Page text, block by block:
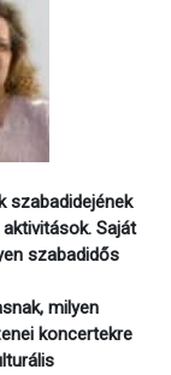
szabadidejének
Saját
szabadidős
milyen
koncertekre